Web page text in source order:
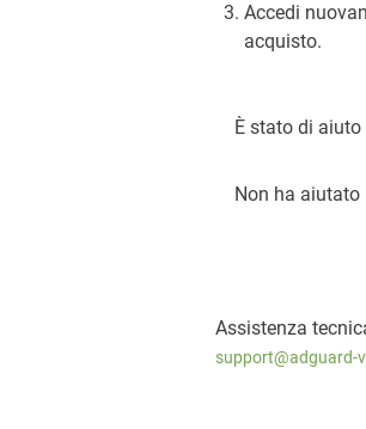
Accedi
acquisto.
È stato di aiuto
Non ha aiutato
Assistenza
support@adguard-